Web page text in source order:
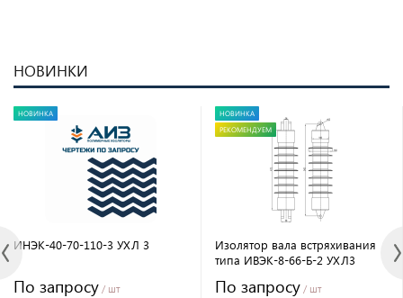
НОВИНКИ
НОВИНКА
ИНЭК-40-70-110-3 УХЛ 3
По запросу / шт
НОВИНКА
РЕКОМЕНДУЕМ
Изолятор вала встряхивания
типа ИВЭК-8-66-Б-2 УХЛ3
По запросу / шт